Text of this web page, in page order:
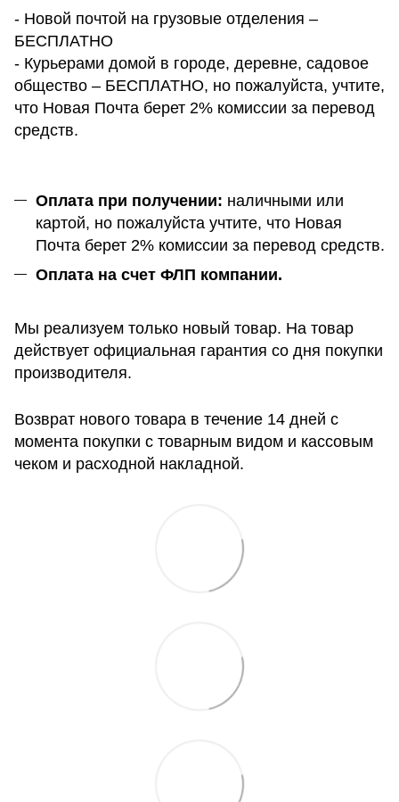
- Новой почтой на грузовые отделения –
БЕСПЛАТНО
- Курьерами домой в городе, деревне, садовое
общество – БЕСПЛАТНО, но пожалуйста, учтите,
что Новая Почта берет 2% комиссии за перевод
средств.
Оплата при получении: наличными или
картой, но пожалуйста учтите, что Новая
Почта берет 2% комиссии за перевод средств.
Оплата на счет ФЛП компании.
Мы реализуем только новый товар. На товар
действует официальная гарантия со дня покупки
производителя.
Возврат нового товара в течение 14 дней с
момента покупки с товарным видом и кассовым
чеком и расходной накладной.